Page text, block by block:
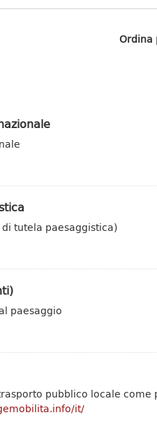
Ordina
tutela paesaggistica)
paesaggio
pubblico locale come
it/